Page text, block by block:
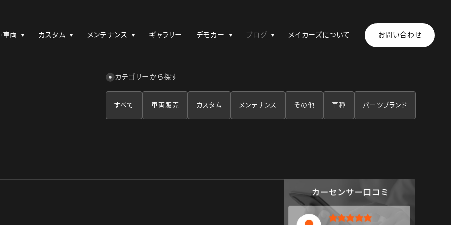
車両 カスタム メンテナンス ギャラリー デモカー ブログ メイカーズについて お問い合わせ
カテゴリーから探す
すべて 車両販売 カスタム メンテナンス その他 車種 パーツブランド